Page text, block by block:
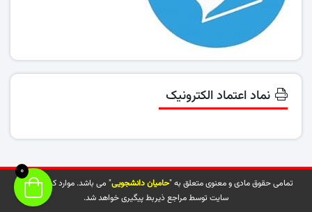
نماد اعتماد الکترونیک
تمامی حقوق مادی و معنوی متعلق به "حامیان دانشجویی" می باشد. موارد کپی شده از
سایت توسط مراجع ذیربط پیگیری خواهد شد.
0